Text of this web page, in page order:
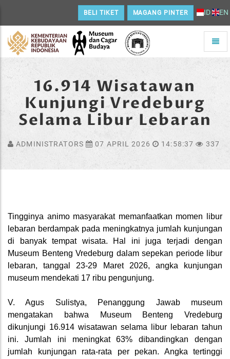
BELI TIKET MAGANG PINTER ID EN
Home
Toggle
16.914 Wisatawan
Kunjungi Vredeburg
Selama Libur Lebaran
ADMINISTRATORS 07 APRIL 2026 14:58:37 337
Tingginya animo masyarakat memanfaatkan momen libur
lebaran berdampak pada meningkatnya jumlah kunjungan
di banyak tempat wisata. Hal ini juga terjadi dengan
Museum Benteng Vredeburg dalam sepekan periode libur
lebaran, tanggal 23-29 Maret 2026, angka kunjungan
museum mendekati 17 ribu pengunjung.
V. Agus Sulistya, Penanggung Jawab museum
mengatakan bahwa Museum Benteng Vredeburg
dikunjungi 16.914 wisatawan selama libur lebaran tahun
ini. Jumlah ini meningkat 63% dibandingkan dengan
jumlah kunjungan rata-rata per pekan. Angka tertinggi